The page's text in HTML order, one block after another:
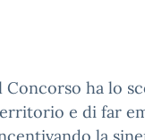
Concorso ha lo
e di far